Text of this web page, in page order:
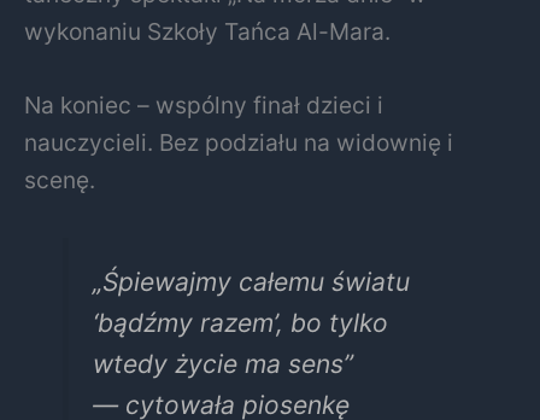
wykonaniu Szkoły Tańca Al-Mara.
Na koniec – wspólny finał dzieci i
nauczycieli. Bez podziału na widownię i
scenę.
„Śpiewajmy całemu światu
‘bądźmy razem’, bo tylko
wtedy życie ma sens”
— cytowała piosenkę